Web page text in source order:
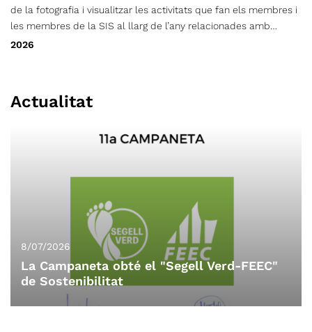
de la fotografia i visualitzar les activitats que fan els membres i
les membres de la SIS al llarg de l’any relacionades amb
l’espeleologia i el descens de barrancs.
2026
Actualitat
8/07/2026
La Campaneta obté el "Segell Verd-FEEC"
de Sostenibilitat